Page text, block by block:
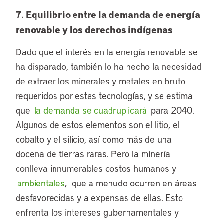
7. Equilibrio entre la demanda de energía
renovable y los derechos indígenas
Dado que el interés en la energía renovable se
ha disparado, también lo ha hecho la necesidad
de extraer los minerales y metales en bruto
requeridos por estas tecnologías, y se estima
que la demanda se cuadruplicará para 2040.
Algunos de estos elementos son el litio, el
cobalto y el silicio, así como más de una
docena de tierras raras. Pero la minería
conlleva innumerables costos humanos y
ambientales, que a menudo ocurren en áreas
desfavorecidas y a expensas de ellas. Esto
enfrenta los intereses gubernamentales y